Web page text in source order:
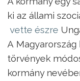
ki az állami
vette észre
A
törvények
kormány